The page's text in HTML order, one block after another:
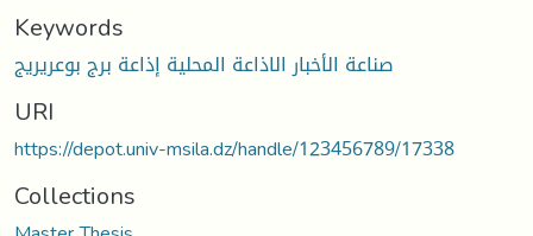
Keywords
صناعة الأخبار الاذاعة المحلية إذاعة برج بوعريريج
URI
https://depot.univ-msila.dz/handle/123456789/17338
Collections